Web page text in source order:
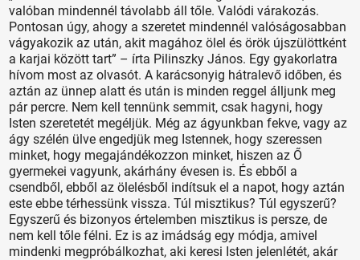
valóban mindennél távolabb áll tőle. Valódi várakozás.
Pontosan úgy, ahogy a szeretet mindennél valóságosabban
vágyakozik az után, akit magához ölel és örök újszülöttként
a karjai között tart” – írta Pilinszky János. Egy gyakorlatra
hívom most az olvasót. A karácsonyig hátralevő időben, és
aztán az ünnep alatt és után is minden reggel álljunk meg
pár percre. Nem kell tennünk semmit, csak hagyni, hogy
Isten szeretetét megéljük. Még az ágyunkban fekve, vagy az
ágy szélén ülve engedjük meg Istennek, hogy szeressen
minket, hogy megajándékozzon minket, hiszen az Ő
gyermekei vagyunk, akárhány évesen is. És ebből a
csendből, ebből az ölelésből indítsuk el a napot, hogy aztán
este ebbe térhessünk vissza. Túl misztikus? Túl egyszerű?
Egyszerű és bizonyos értelemben misztikus is persze, de
nem kell tőle félni. Ez is az imádság egy módja, amivel
mindenki megpróbálkozhat, aki keresi Isten jelenlétét, akár